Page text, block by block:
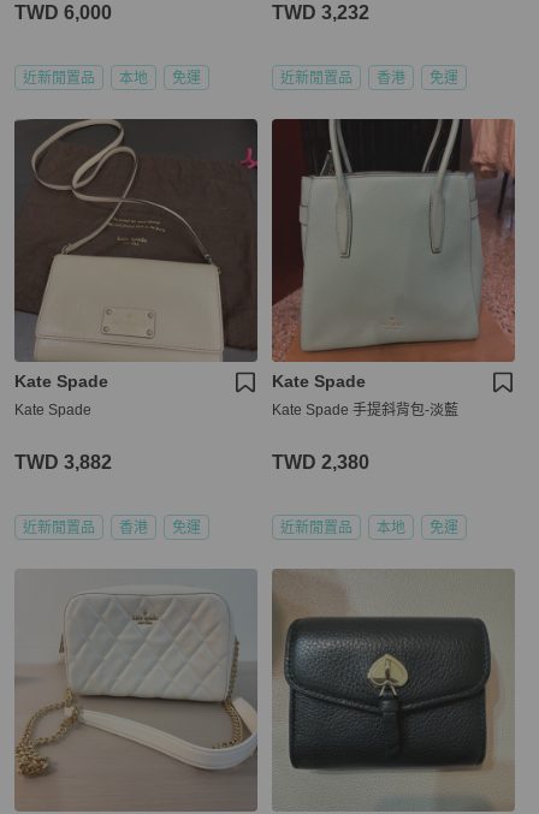
TWD 6,000
近新閒置品 本地 免運
TWD 3,232
近新閒置品 香港 免運
Kate Spade
Kate Spade
TWD 3,882
近新閒置品 香港 免運
Kate Spade
Kate Spade 手提斜背包-淡藍
TWD 2,380
近新閒置品 本地 免運